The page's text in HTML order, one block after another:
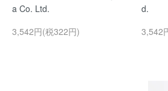
a Co. Ltd.
3,542円(税322円)
d.
3,542